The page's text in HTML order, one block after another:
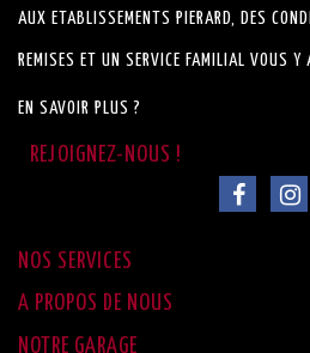
AUX ETABLISSEMENTS PIERARD, DES
REMISES ET UN SERVICE FAMILIAL VOUS Y
EN SAVOIR PLUS ?
NOS SERVICES
A PROPOS DE NOUS
NOTRE GARAGE